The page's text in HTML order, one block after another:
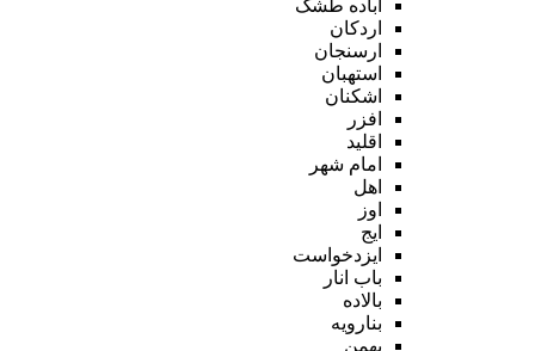
آباده طشک
اردکان
ارسنجان
استهبان
اشکنان
افزر
اقلید
امام شهر
اهل
اوز
ایج
ایزدخواست
باب انار
بالاده
بنارویه
بهمن